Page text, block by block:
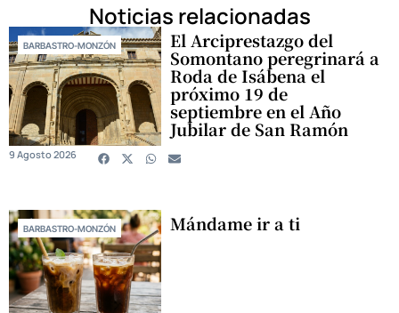
Noticias relacionadas
BARBASTRO-MONZÓN El Arciprestazgo del
Somontano peregrinará a
Roda de Isábena el
próximo 19 de
septiembre en el Año
Jubilar de San Ramón
9 Agosto 2026
BARBASTRO-MONZÓN Mándame ir a ti